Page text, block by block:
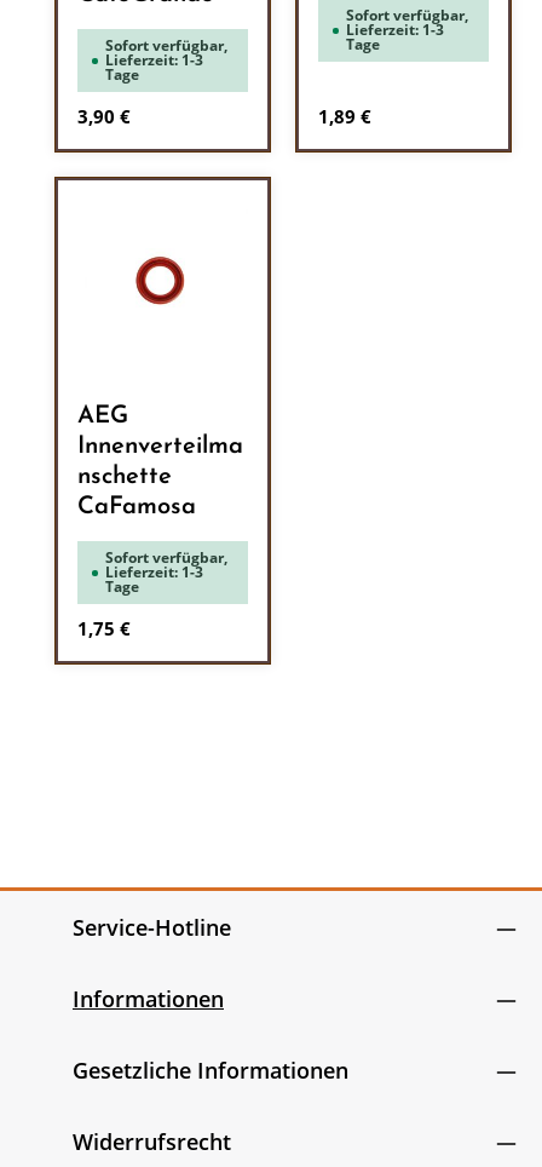
Sofort verfügbar,
Lieferzeit: 1-3
Tage
Regulärer Preis:
3,90 €
Sofort verfügbar,
Lieferzeit: 1-3
Tage
Regulärer Preis:
1,89 €
AEG
Innenverteilma
nschette
CaFamosa
Sofort verfügbar,
Lieferzeit: 1-3
Tage
Regulärer Preis:
1,75 €
Service-Hotline
Informationen
Gesetzliche Informationen
Widerrufsrecht